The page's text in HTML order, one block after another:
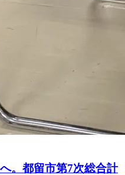
。都留市第7次総合計